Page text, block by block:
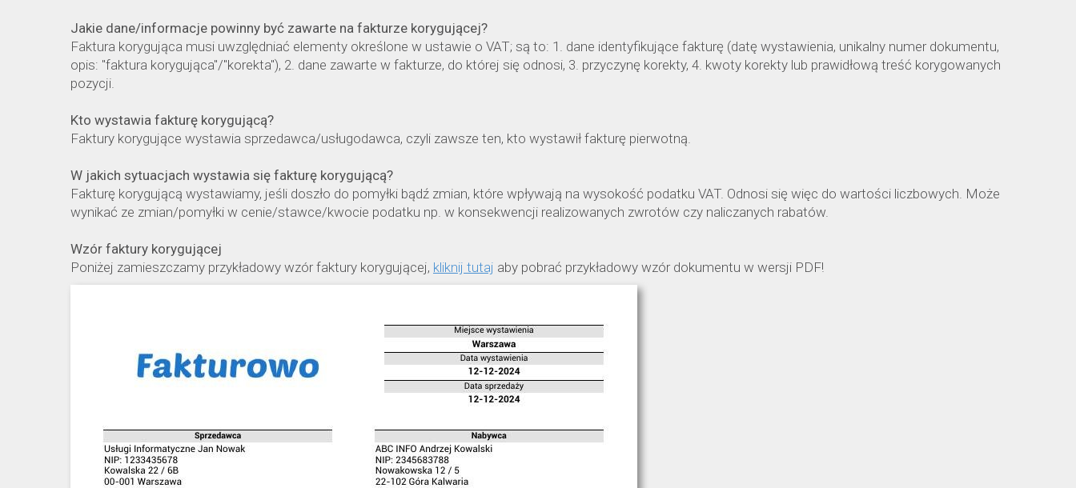
Jakie dane/informacje powinny być zawarte na fakturze korygującej?
Faktura korygująca musi uwzględniać elementy określone w ustawie o VAT; są to: 1. dane identyfikujące fakturę (datę wystawienia, unikalny numer dokumentu,
opis: "faktura korygująca"/"korekta"), 2. dane zawarte w fakturze, do której się odnosi, 3. przyczynę korekty, 4. kwoty korekty lub prawidłową treść korygowanych
pozycji.
Kto wystawia fakturę korygującą?
Faktury korygujące wystawia sprzedawca/usługodawca, czyli zawsze ten, kto wystawił fakturę pierwotną.
W jakich sytuacjach wystawia się fakturę korygującą?
Fakturę korygującą wystawiamy, jeśli doszło do pomyłki bądź zmian, które wpływają na wysokość podatku VAT. Odnosi się więc do wartości liczbowych. Może
wynikać ze zmian/pomyłki w cenie/stawce/kwocie podatku np. w konsekwencji realizowanych zwrotów czy naliczanych rabatów.
Wzór faktury korygującej
Poniżej zamieszczamy przykładowy wzór faktury korygującej, kliknij tutaj aby pobrać przykładowy wzór dokumentu w wersji PDF!